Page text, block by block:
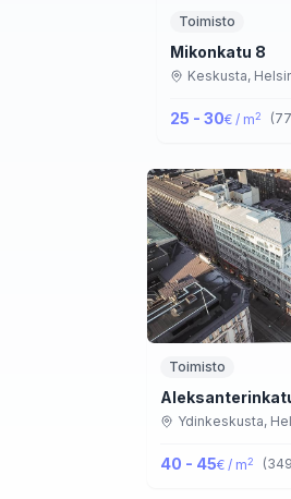
Toimisto
Mikonkatu 8
Keskusta,
25 - 30€ / m2 (
Toimisto
Ydinkeskusta,
40 - 45€ / m2 (